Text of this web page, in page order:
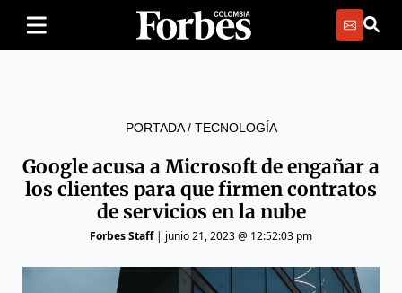
PORTADA/ TECNOLOGÍA
Google acusa a Microsoft de engañar a
los clientes para que firmen contratos
de servicios en la nube
Forbes Staff| junio 21, 2023 @ 12:52:03 pm